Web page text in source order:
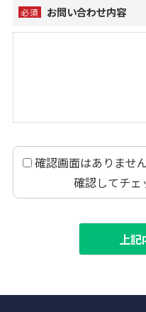
必須 お問い合わせ内容
確認画面はありませ
確認してチェ